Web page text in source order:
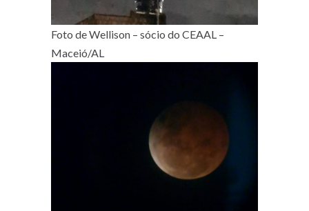
Foto de Wellison – sócio do CEAAL –
Maceió/AL